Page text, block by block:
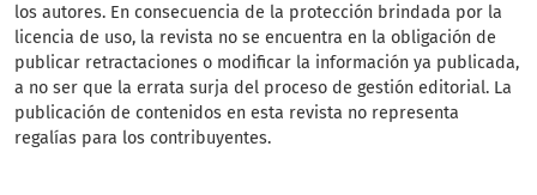
los autores. En consecuencia de la protección brindada por la
licencia de uso, la revista no se encuentra en la obligación de
publicar retractaciones o modificar la información ya publicada,
a no ser que la errata surja del proceso de gestión editorial. La
publicación de contenidos en esta revista no representa
regalías para los contribuyentes.